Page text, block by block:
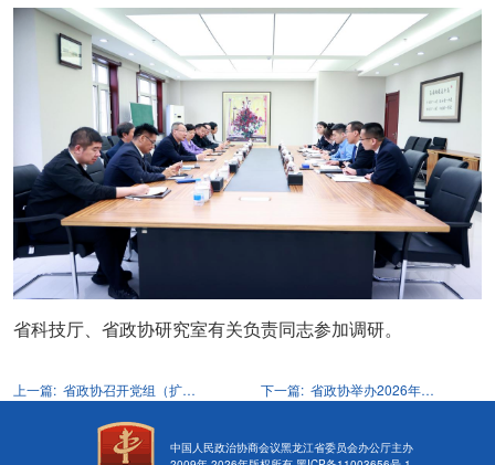
省科技厅、省政协研究室有关负责同志参加调研。
上一篇: 省政协召开党组（扩大）会议 蓝绍敏主持并讲话 下一篇: 省政协举办2026年第二期“委员讲堂”蓝绍敏出席
中国人民政治协商会议黑龙江省委员会办公厅主办